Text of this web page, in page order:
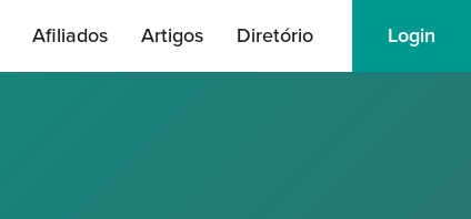
Afiliados Artigos Diretório Login